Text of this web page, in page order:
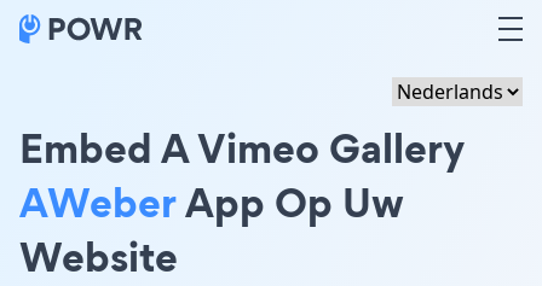
Embed A Vimeo Gallery
AWeberApp Op Uw
Website